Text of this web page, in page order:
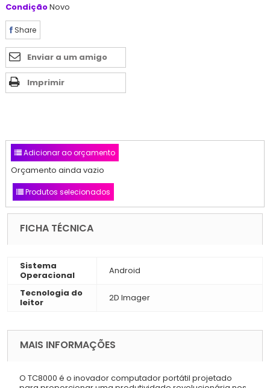
CondiçãoNovo
Share
Enviar a um amigo
Imprimir
Adicionar ao orçamento
Orçamento ainda vazio
Produtos selecionados
FICHA TÉCNICA
Sistema
Operacional
Android
Tecnologia do
leitor
2D Imager
MAIS INFORMAÇÕES
O TC8000 é o inovador computador portátil projetado